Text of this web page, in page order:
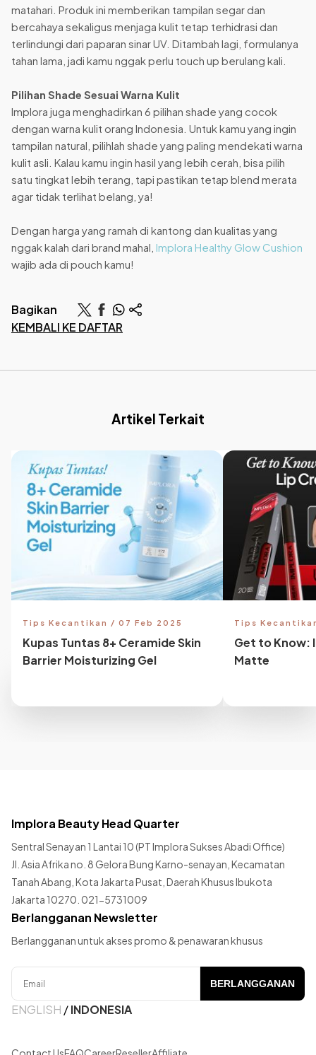
matahari. Produk ini memberikan tampilan segar dan
bercahaya sekaligus menjaga kulit tetap terhidrasi dan
terlindungi dari paparan sinar UV. Ditambah lagi, formulanya
tahan lama, jadi kamu nggak perlu touch up berulang kali.
Pilihan Shade Sesuai Warna Kulit
Implora juga menghadirkan 6 pilihan shade yang cocok
dengan warna kulit orang Indonesia. Untuk kamu yang ingin
tampilan natural, pilihlah shade yang paling mendekati warna
kulit asli. Kalau kamu ingin hasil yang lebih cerah, bisa pilih
satu tingkat lebih terang, tapi pastikan tetap blend merata
agar tidak terlihat belang, ya!
Dengan harga yang ramah di kantong dan kualitas yang
nggak kalah dari brand mahal, Implora Healthy Glow Cushion
wajib ada di pouch kamu!
KEMBALI KE DAFTAR
Bagikan
Artikel Terkait
Tips Kecantikan / 07 Feb 2025
Kupas Tuntas 8+ Ceramide Skin
Barrier Moisturizing Gel
Tips
Get to Know:
Matte
Implora Beauty Head Quarter
Sentral Senayan 1 Lantai 10 (PT Implora Sukses Abadi Office)
Jl. Asia Afrika no. 8 Gelora Bung Karno-senayan, Kecamatan
Tanah Abang, Kota Jakarta Pusat, Daerah Khusus Ibukota
Jakarta 10270. 021-5731009
Berlangganan Newsletter
Berlangganan untuk akses promo & penawaran khusus
BERLANGGANAN
ENGLISH /INDONESIA